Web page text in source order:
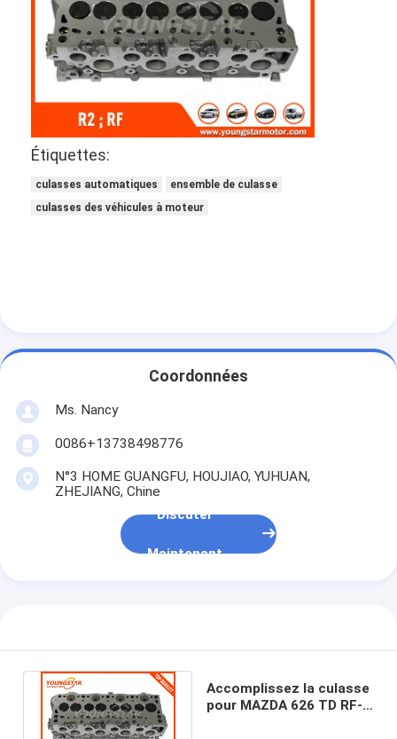
Contrôle de la qualité
Nous contacter
Discuter Maintenant
Culasse de moteur
vilebrequin de moteur
Étiquettes:
culasses automatiques
ensemble de culasse
culasses des véhicules à moteur
Coordonnées
Ms. Nancy
0086+13738498776
N°3 HOME GUANGFU, HOUJIAO, YUHUAN,
ZHEJIANG, Chine
Discuter
Maintenant
Accomplissez la culasse
pour MAZDA 626 TD RF-